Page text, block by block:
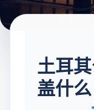
土耳
盖什么